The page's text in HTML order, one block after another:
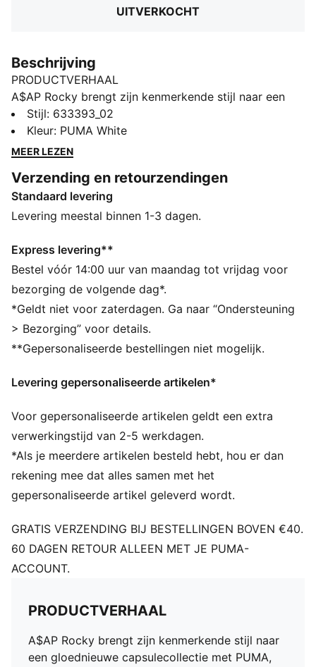
UITVERKOCHT
Beschrijving
PRODUCTVERHAAL
A$AP Rocky brengt zijn kenmerkende stijl naar een
gloednieuwe capsulecollectie met PUMA, gemaakt
voor de betonnen jungle. De collectie combineert
klassieke streetwear-ontwerpen met opvallende
Twee van Rocky's favoriete PUMA-sneakers, de Inhale
en Mostro OG, zijn samen met een gewaagde nieuwe
stijl en een nieuwe persoonlijke Flacko-favoriet van de
verwijderbare kooi. Gritty, gedurfd en onverbloemd
A$AP: deze drop is gemaakt om mee op te vallen.
ALLE INS EN OUTS
Gemaakt van 100% gerecycled materiaal, met
uitzondering van biezen en decoraties.
DETAILS
Oversized, relaxte pasvorm
Lange mouwen
Verweerde print all-over
Hoofdmateriaal 1: 100% gerecycleerd polyester - mesh
- 140,00 g/m² - per stuk geverfd - Chemisch-
vochtafvoerend (op biologische basis) - DRYCELL
(FUN/001)
Stijl: 633393_02
Kleur: PUMA White
MEER LEZEN
Verzending en retourzendingen
Standaard levering
Levering meestal binnen 1-3 dagen.
Express levering**
Bestel vóór 14:00 uur van maandag tot vrijdag voor
bezorging de volgende dag*.
*Geldt niet voor zaterdagen. Ga naar “Ondersteuning
> Bezorging” voor details.
**Gepersonaliseerde bestellingen niet mogelijk.
Levering gepersonaliseerde artikelen*
Voor gepersonaliseerde artikelen geldt een extra
verwerkingstijd van 2-5 werkdagen.
*Als je meerdere artikelen besteld hebt, hou er dan
rekening mee dat alles samen met het
gepersonaliseerde artikel geleverd wordt.
GRATIS VERZENDING BIJ BESTELLINGEN BOVEN €40.
60 DAGEN RETOUR ALLEEN MET JE PUMA-
ACCOUNT.
PRODUCTVERHAAL
A$AP Rocky brengt zijn kenmerkende stijl naar
een gloednieuwe capsulecollectie met PUMA,